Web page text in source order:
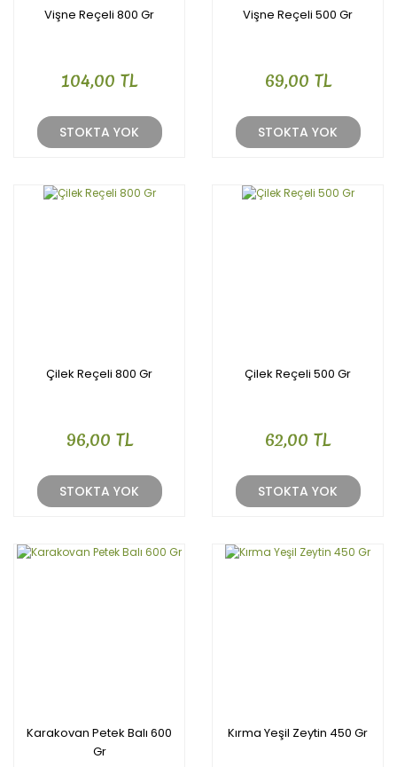
Vişne Reçeli 800 Gr
104,00 TL
STOKTA YOK
Vişne Reçeli 500 Gr
69,00 TL
STOKTA YOK
Çilek Reçeli 800 Gr
96,00 TL
STOKTA YOK
Çilek Reçeli 500 Gr
62,00 TL
STOKTA YOK
Karakovan Petek Balı 600
Gr
Kırma Yeşil Zeytin 450 Gr